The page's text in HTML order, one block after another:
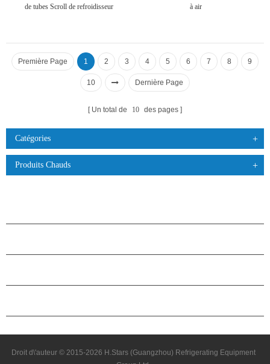
de tubes Scroll de refroidisseur
à air
Première Page 1 2 3 4 5 6 7 8 9
10 Dernière Page
Un total de 10 des pages
Catégories
Produits Chauds
Droit d\'auteur © 2015-2026 H.Stars (Guangzhou) Refrigerating Equipment